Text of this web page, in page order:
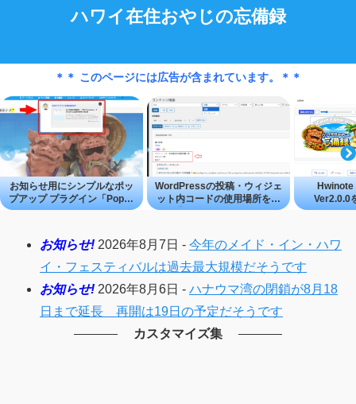
ハワイ在住おやじの忘備録
＊＊ このページには広告が含まれています。＊＊
お知らせ用にシンプルなポッ
プアップ プラグイン「Popup
Studio」
WordPressの投稿・ウィジェ
ット内コードの使用場所を探
せる「Content Search Tool」
Ver2.0.0
お知らせ! 2026年8月7日 - 今年のメイド・イン・ハワ
イ・フェスティバルは過去最大規模だそうです
お知らせ! 2026年8月6日 - ハナウマ湾の閉鎖が8月18
日まで延長 再開は19日の予定だそうです
カスタマイズ集